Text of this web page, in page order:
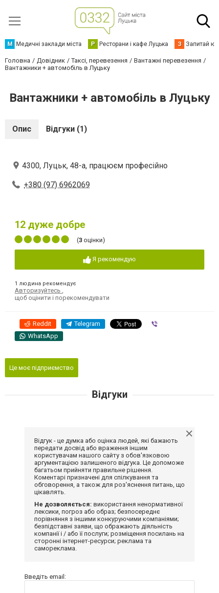
М Медичні заклади міста Р Ресторани і кафе Луцька З Запитай
Головна Довідник Таксі, перевезення
Вантажні перевезення
Вантажники + автомобіль в Луцьку
Вантажники + автомобіль в Луцьку
Опис Відгуки (1)
4300, Луцьк, 48-а, працюєм професійно
+380 (97) 6962069
12 дуже добре
(3 оцінки)
Я рекомендую
1 людина рекомендує
Авторизуйтесь
щоб оцінити і порекомендувати
Reddit Telegram
WhatsApp
Це моє підприємство
Відгуки
Відгук - це думка або оцінка людей, які бажають
передати досвід або враження іншим
користувачам нашого сайту з обов'язковою
аргументацією залишеного відгука. Це допоможе
багатьом прийняти правильне рішення.
Коментарі призначені для спілкування та
обговорення, а також для роз'яснення питань, що
цікавлять.
Не дозволяється: використання ненормативної
лексики, погроз або образ; безпосереднє
порівняння з іншими конкуруючими компаніями;
безпідставні заяви, що ображають діяльність
компанії і / або її послуги; розміщення посилань на
сторонні інтернет-ресурси; реклама та
самореклама.
Введіть email: